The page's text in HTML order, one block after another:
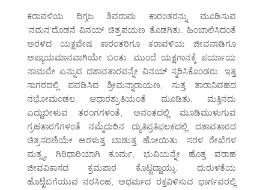
ಕರಾವಳಿಯ ದಿಗ್ಗಜ ಶಿವರಾಮ ಕಾರಂತರನ್ನು ಮೂಡಿಸುವ
‘ನಮನ’ದೊಡನೆ ವಿನಯ್ ಚಿತ್ರಪಯಣ ತೊಡಗಿತು. ಹಿಂಬಾಲಿಸಿದಂತೆ
ಅರಳಿದ ಯಕ್ಷವೇಷ ಕಾರಂತರಿಗೂ ಕರಾವಳಿಯ ಜೀವನಾಡಿಗೂ
ಅಪ್ಯಾಯಮಾನವಾಗಿಯೇ ಬಂತು. ಮುಂದೆ ಯಕ್ಷಗಾನಕ್ಕೆ ಪರ್ಯಾಯ
ನಾಮವೇ ಎನ್ನುವ ದಶಾವತಾರವನ್ನೇ ವಿನಯ್ ಸ್ಮರಿಸಿಕೊಂಡರು. ಇತ್ತ
ಸಾಗರದಲ್ಲಿ ಪವಡಿಸಿದ ಶ್ರೀಮನ್ನಾರಾಯಣ, ಸುತ್ತ ತಾರಾನಿವಹದ
ನಭೋಮಂಡಲ ಆಧಾರಶ್ರುತಿಯಂತೆ ಮೂಡಿತು. ಮತ್ತಿನದು
ಎದ್ದುಬೀಳುವ ತರಂಗಗಳಂತೆ, ಅನಂತದಲ್ಲಿ ಮೂಡಿಮುಳುಗುವ
ಗ್ರಹತಾರಗೆಗಳಂತೆ ನಮ್ಮೆದುರಿನ ದ್ಯುತಿಪ್ರತಿಫಲಕದಲ್ಲಿ ದಶಾವತಾರದ
ಚಿತ್ರಸರಣಿಯೇ ಅರಳುತ್ತ ಬಾಡುತ್ತ ಹೋಯಿತು. ಸರಳ ರೇಖೆಗಳ
ಮತ್ಸ್ಯ, ಗಿರಿಧಾರಿಯಾಗಿ ಕೂರ್ಮ, ಭುವಿಯನ್ನೇ ಹೊತ್ತ ವರಾಹ
ಜೀವವಿಕಾಸದ ಕ್ರಮಪಾಠ ಕೊಟ್ಟದ್ದಾಯ್ತು. ದುರುಳತೆಯ
ಹೊಟ್ಟೆಬಗೆಯುವ ನರಸಿಂಹ, ಅಧರ್ಮದ ರಕ್ತವಿಳಿಸುವ ಭಾರ್ಗವರಲ್ಲಿ